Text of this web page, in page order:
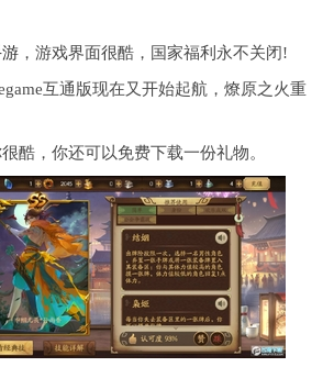
，游戏界面很酷，国家福利永不关闭!
互通版现在又开始起航，燎原之火重
酷，你还可以免费下载一份礼物。